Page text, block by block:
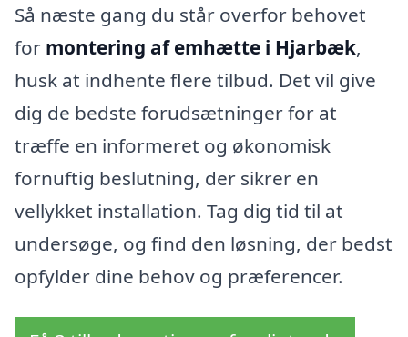
Så næste gang du står overfor behovet
for montering af emhætte i Hjarbæk,
husk at indhente flere tilbud. Det vil give
dig de bedste forudsætninger for at
træffe en informeret og økonomisk
fornuftig beslutning, der sikrer en
vellykket installation. Tag dig tid til at
undersøge, og find den løsning, der bedst
opfylder dine behov og præferencer.